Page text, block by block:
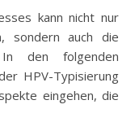
kann nicht nur
sondern auch die
den folgenden
HPV-Typisierung
eingehen, die